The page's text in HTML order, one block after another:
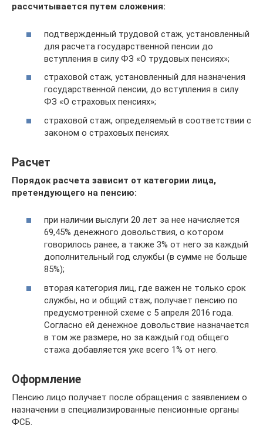
рассчитывается путем сложения:
подтвержденный трудовой стаж, установленный
для расчета государственной пенсии до
вступления в силу ФЗ «О трудовых пенсиях»;
страховой стаж, установленный для назначения
государственной пенсии, до вступления в силу
ФЗ «О страховых пенсиях»;
страховой стаж, определяемый в соответствии с
законом о страховых пенсиях.
Расчет
Порядок расчета зависит от категории лица,
претендующего на пенсию:
при наличии выслуги 20 лет за нее начисляется
69,45% денежного довольствия, о котором
говорилось ранее, а также 3% от него за каждый
дополнительный год службы (в сумме не больше
85%);
вторая категория лиц, где важен не только срок
службы, но и общий стаж, получает пенсию по
предусмотренной схеме с 5 апреля 2016 года.
Согласно ей денежное довольствие назначается
в том же размере, но за каждый год общего
стажа добавляется уже всего 1% от него.
Оформление
Пенсию лицо получает после обращения с заявлением о
назначении в специализированные пенсионные органы
ФСБ.